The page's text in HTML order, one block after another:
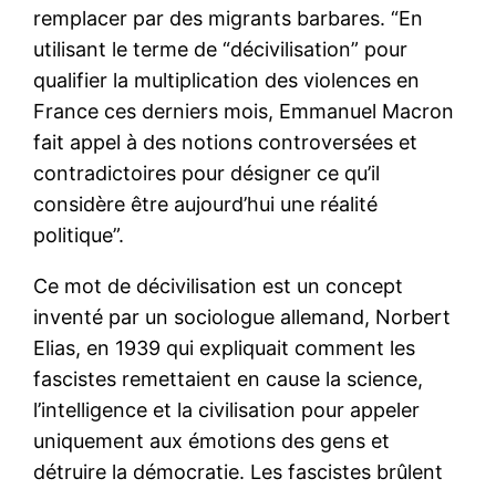
remplacer par des migrants barbares. “En
utilisant le terme de “décivilisation” pour
qualifier la multiplication des violences en
France ces derniers mois, Emmanuel Macron
fait appel à des notions controversées et
contradictoires pour désigner ce qu’il
considère être aujourd’hui une réalité
politique”.
Ce mot de décivilisation est un concept
inventé par un sociologue allemand, Norbert
Elias, en 1939 qui expliquait comment les
fascistes remettaient en cause la science,
l’intelligence et la civilisation pour appeler
uniquement aux émotions des gens et
détruire la démocratie. Les fascistes brûlent